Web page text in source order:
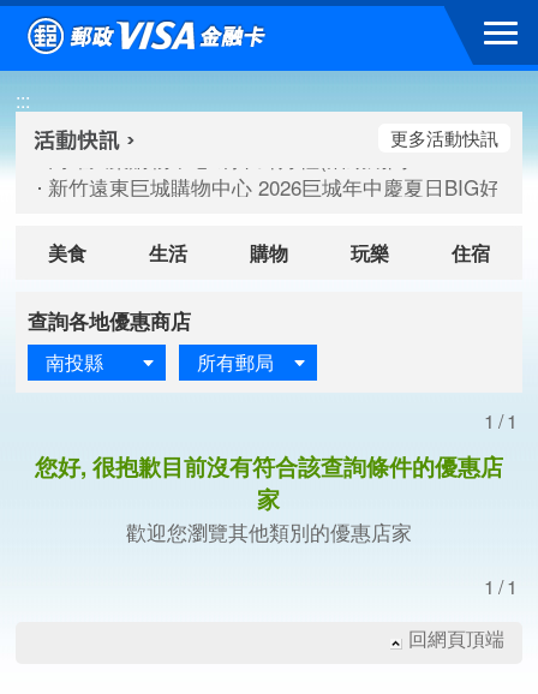
跳到主要內容區塊
:::
高雄大樂購物中心 刷卡郵好禮(活動期間：115/08/07-
臺北三創生活 有點東西第2波 刷卡郵好禮(活動期間：
高雄大樂購物中心 刷卡郵好禮(活動期間：115/08/07-
新竹遠東巨城購物中心 2026巨城年中慶夏日BIG好刷(
更多活動快訊
美食 生活 購物 玩樂 住宿
查詢各地優惠商店
南投縣 所有郵局
1/1
您好, 很抱歉目前沒有符合該查詢條件的優惠店
家
歡迎您瀏覽其他類別的優惠店家
1/1
回網頁頂端